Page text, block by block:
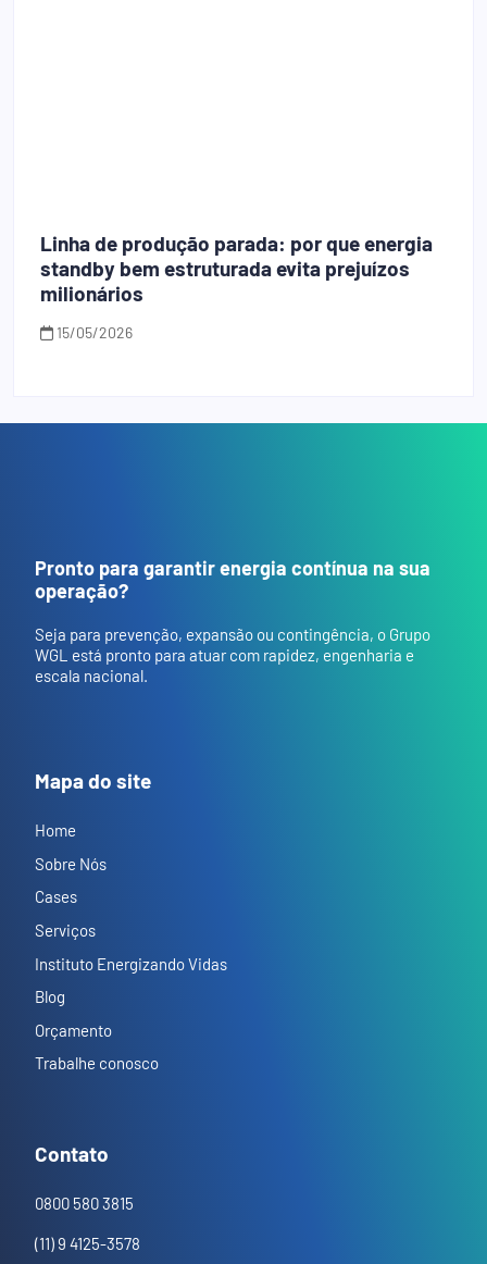
Linha de produção parada: por que energia
standby bem estruturada evita prejuízos
milionários
15/05/2026
Pronto para garantir energia contínua na sua
operação?
Seja para prevenção, expansão ou contingência, o Grupo
WGL está pronto para atuar com rapidez, engenharia e
escala nacional.
Mapa do site
Home
Sobre Nós
Cases
Serviços
Instituto Energizando Vidas
Blog
Orçamento
Trabalhe conosco
Contato
0800 580 3815
(11) 9 4125-3578